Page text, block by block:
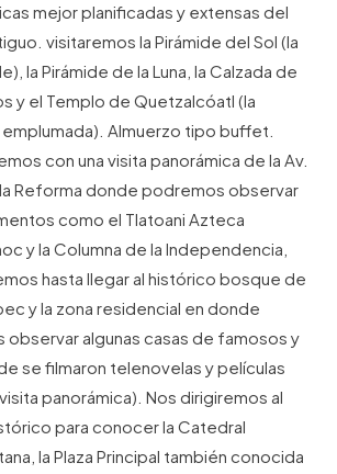
mejor planificadas y extensas del
visitaremos la Pirámide del Sol (la
la Pirámide de la Luna, la Calzada de
y el Templo de Quetzalcóatl (la
Almuerzo tipo buffet.
con una visita panorámica de la Av.
Reforma donde podremos observar
como el Tlatoani Azteca
y la Columna de la Independencia,
hasta llegar al histórico bosque de
y la zona residencial en donde
algunas casas de famosos y
se filmaron telenovelas y películas
panorámica). Nos dirigiremos al
para conocer la Catedral
la Plaza Principal también conocida